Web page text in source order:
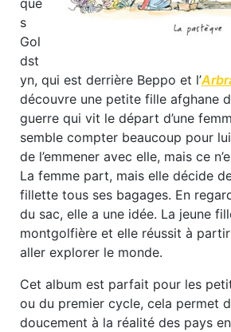
que
s
Gol
dst
yn, qui est derrière Beppo et l’
découvre une petite fille afghane
guerre qui vit le départ d’une
semble compter beaucoup pour
de l’emmener avec elle, mais ce
La femme part, mais elle décide
fillette tous ses bagages. En
du sac, elle a une idée. La jeune
montgolfière et elle réussit à partir
aller explorer le monde.
Cet album est parfait pour les
ou du premier cycle, cela permet
doucement à la réalité des pays